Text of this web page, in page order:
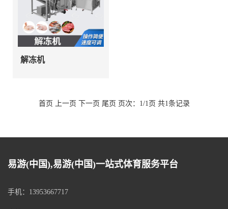
解冻机
首页 上一页 下一页 尾页 页次：1/1页 共1条记录
易游(中国),易游(中国)一站式体育服务平台
手机：13953667717